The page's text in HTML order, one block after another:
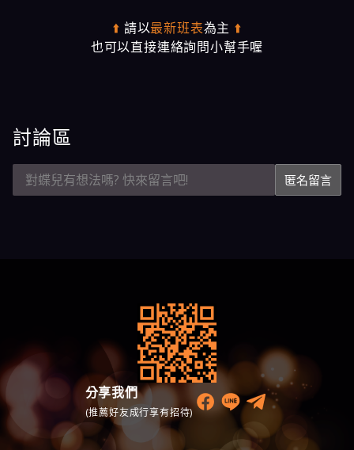
⬆️ 請以最新班表為主 ⬆️
也可以直接連絡詢問小幫手喔
討論區
匿名留言
分享我們
(推薦好友成行享有招待)